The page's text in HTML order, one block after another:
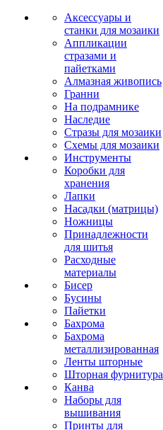
Аксессуары и
станки для мозаики
Аппликации
стразами и
пайетками
Алмазная живопись
Гранни
На подрамнике
Наследие
Стразы для мозаики
Схемы для мозаики
Инструменты
Коробки для
хранения
Лапки
Насадки (матрицы)
Ножницы
Принадлежности
для шитья
Расходные
материалы
Бисер
Бусины
Пайетки
Бахрома
Бахрома
металлизированная
Ленты шторные
Шторная фурнитура
Канва
Наборы для
вышивания
Принты для